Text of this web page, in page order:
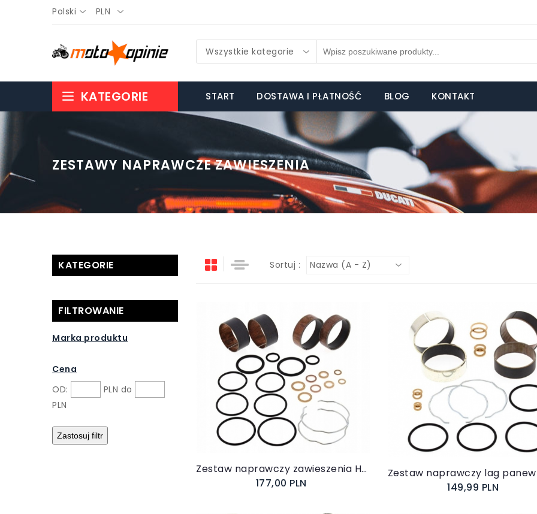
Polski PLN
Wszystkie kategorie
KATEGORIE START DOSTAWA I PŁATNOŚĆ BLOG KONTAKT
ZESTAWY NAPRAWCZE ZAWIESZENIA
KATEGORIE
FILTROWANIE
Marka produktu
Cena
OD:
PLN do
PLN
Sortuj : Nazwa (A - Z)
Do koszyka
Zestaw naprawczy zawieszenia HONDA AB38-6090
177,00 PLN
Do koszyka
149,99 PLN